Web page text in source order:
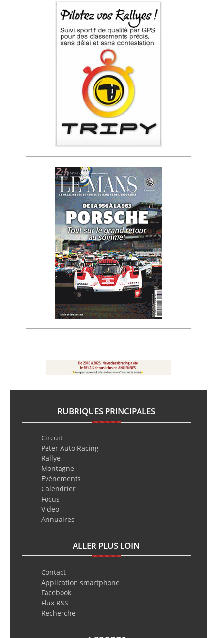
RUBRIQUES PRINCIPALES
Circuit
Peter Auto Racing
Rallye
Montagne
Evènements
Calendrier
Focus
Video
Annuaires
ALLER PLUS LOIN
Contact
Application smartphone
Facebook
Flux RSS
Recherche